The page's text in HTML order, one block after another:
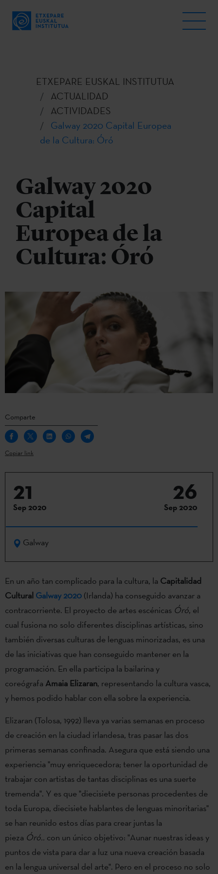
ETXEPARE EUSKAL INSTITUTUA
ACTUALIDAD
ACTIVIDADES
Galway 2020 Capital Europea
de la Cultura: Óró
Galway 2020
Capital
Europea de la
Cultura: Óró
Comparte
Copiar link
21
Sep 2020
26
Sep 2020
Galway
En un año tan complicado para la cultura, la Capitalidad
Cultural Galway 2020 (Irlanda) ha conseguido avanzar a
contracorriente. El proyecto de artes escénicas Óró, el
cual fusiona no solo diferentes disciplinas artísticas, sino
también diversas culturas de lenguas minorizadas, es una
de las iniciativas que han conseguido mantener en la
programación. En ella participa la bailarina y
coreógrafa Amaia Elizaran, representando la cultura vasca,
y hemos podido hablar con ella sobre la experiencia.
Elizaran (Tolosa, 1992) lleva ya varias semanas en proceso
de creación en la ciudad irlandesa, tras pasar las dos
primeras semanas confinada. Asegura que está siendo una
experiencia "muy enriquecedora; tener la oportunidad de
trabajar con artistas de tantas disciplinas es una suerte
tremenda". Y es que "diecisiete personas procedentes de
toda Europa, diecisiete hablantes de lenguas minoritarias"
se han reunido estos días para crear juntas la
pieza Óró.. con un único objetivo: "Aunar nuestras ideas y
puntos de vista para dar a luz una nueva creación basada
en la lengua universal del arte". Pero en el proceso no solo